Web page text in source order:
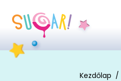
Kezdőlap